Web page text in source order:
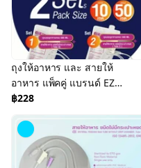
ถุงให้อาหาร และ สายให้
อาหาร แพ็คคู่ แบรนด์ EZ
ถุงอาหารเหลว สายอาหาร
เหลว สำหรับผู้ป่วยติดเตียง
฿228